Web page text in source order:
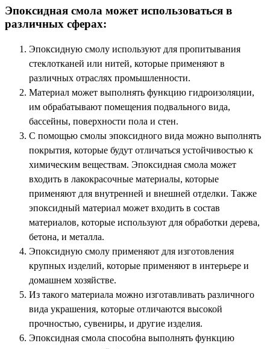
Эпоксидная смола может использоваться в
различных сферах:
Эпоксидную смолу используют для пропитывания
стеклотканей или нитей, которые применяют в
различных отраслях промышленности.
Материал может выполнять функцию гидроизоляции,
им обрабатывают помещения подвального вида,
бассейны, поверхности пола и стен.
С помощью смолы эпоксидного вида можно выполнять
покрытия, которые будут отличаться устойчивостью к
химическим веществам. Эпоксидная смола может
входить в лакокрасочные материалы, которые
применяют для внутренней и внешней отделки. Также
эпоксидный материал может входить в состав
материалов, которые используют для обработки дерева,
бетона, и металла.
Эпоксидную смолу применяют для изготовления
крупных изделий, которые применяют в интерьере и
домашнем хозяйстве.
Из такого материала можно изготавливать различного
вида украшения, которые отличаются высокой
прочностью, сувениры, и другие изделия.
Эпоксидная смола способна выполнять функцию